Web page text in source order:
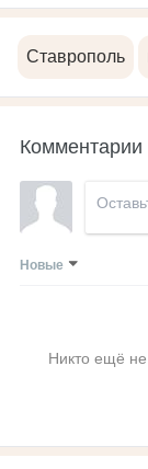
Ставрополь
Комментарии
Новые
Никто ещё